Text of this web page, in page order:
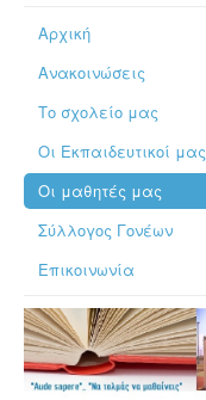
Αρχική
Ανακοινώσεις
Το σχολείο μας
Οι Εκπαιδευτικοί μας
Οι μαθητές μας
Σύλλογος Γονέων
Επικοινωνία